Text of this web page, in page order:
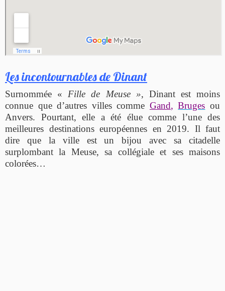
Les incontournables de Dinant
Surnommée « Fille de Meuse », Dinant est moins
connue que d’autres villes comme Gand,Bruges ou
Anvers. Pourtant, elle a été élue comme l’une des
meilleures destinations européennes en 2019. Il faut
dire que la ville est un bijou avec sa citadelle
surplombant la Meuse, sa collégiale et ses maisons
colorées…